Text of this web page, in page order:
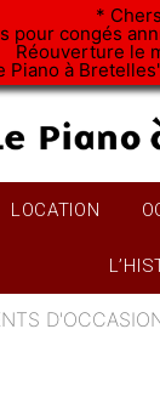
*
pour congés
Réouverture le
Piano à
LOCATION